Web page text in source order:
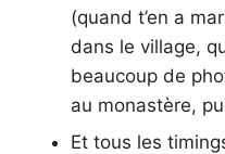
(quand t’en a
dans le village,
beaucoup de
au monastère,
Et tous les